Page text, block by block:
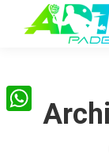
WhatsApp